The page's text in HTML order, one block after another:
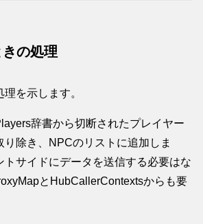
の処理
を示します。
辞書から切断されたプレイヤー
り除き、NPCのリストに追加しま
トサイドにデータを送信する必要はな
とHubCallerContextsからも要